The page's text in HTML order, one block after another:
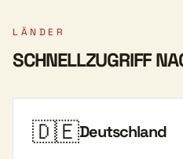
LÄNDER
SCHNELLZUGRIFF
🇩🇪Deutschland